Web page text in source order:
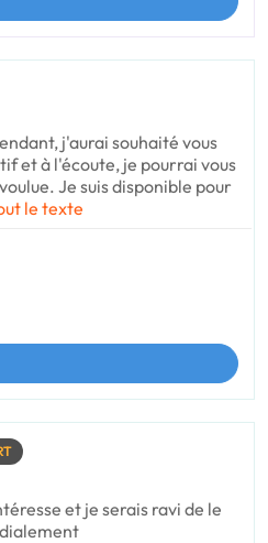
j'aurai souhaité vous
et à l'écoute, je pourrai vous
Je suis disponible pour
le texte
et je serais ravi de le